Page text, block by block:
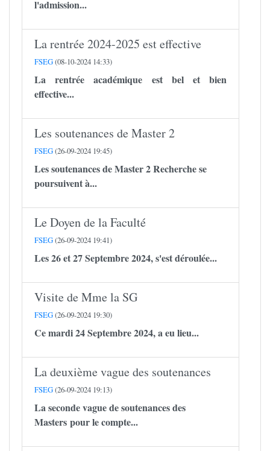
l'admission...
La rentrée 2024-2025 est effective
FSEG(08-10-2024 14:33)
La rentrée académique est bel et bien
effective...
Les soutenances de Master 2
FSEG(26-09-2024 19:45)
Les soutenances de Master 2 Recherche se
poursuivent à...
Le Doyen de la Faculté
FSEG(26-09-2024 19:41)
Les 26 et 27 Septembre 2024, s'est déroulée...
Visite de Mme la SG
FSEG(26-09-2024 19:30)
Ce mardi 24 Septembre 2024, a eu lieu...
La deuxième vague des soutenances
FSEG(26-09-2024 19:13)
La seconde vague de soutenances des
Masters pour le compte...